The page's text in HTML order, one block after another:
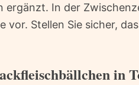
ergänzt. In der
vor. Stellen Sie sicher,
in